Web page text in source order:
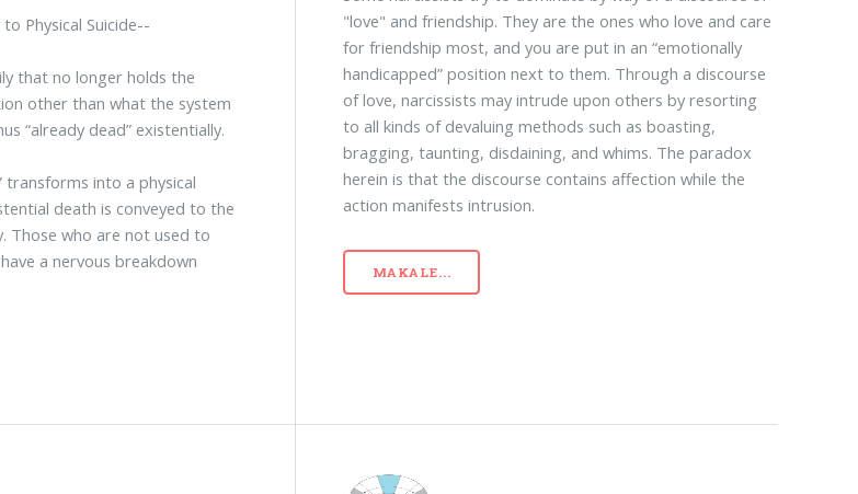
Physical Suicide--
that no longer holds the
other than what the system
“already dead” existentially.
transforms into a physical
death is conveyed to the
Those who are not used to
a nervous breakdown
"love" and friendship. They are the ones who love and care
for friendship most, and you are put in an “emotionally
handicapped” position next to them. Through a discourse
of love, narcissists may intrude upon others by resorting
to all kinds of devaluing methods such as boasting,
bragging, taunting, disdaining, and whims. The paradox
herein is that the discourse contains affection while the
action manifests intrusion.
MAKALE...